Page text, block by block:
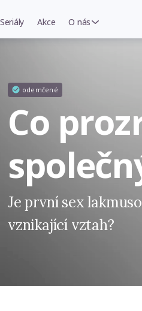
Seriály Akce O nás
odemčené
Co
Je první sex
vznikající vztah?